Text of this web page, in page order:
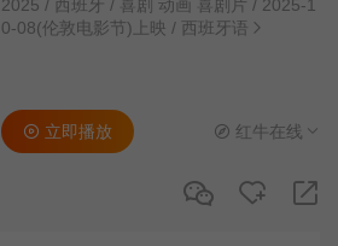
2025 / 西班牙 / 喜剧 动画 喜剧片 / 2025-1
0-08(伦敦电影节)上映 / 西班牙语
立即播放 红牛在线